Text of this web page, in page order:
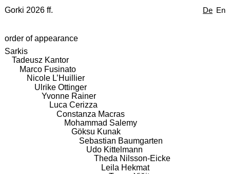
De En
Gorki 2026 ff.
order of appearance
Sarkis
Tadeusz Kantor
Marco Fusinato
Nicole L’Huillier
Ulrike Ottinger
Yvonne Rainer
Luca Cerizza
Constanza Macras
Mohammad Salemy
Göksu Kunak
Sebastian Baumgarten
Udo Kittelmann
Theda Nilsson-Eicke
Leila Hekmat